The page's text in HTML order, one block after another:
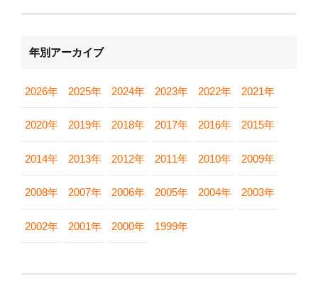
年別アーカイブ
2026年 2025年 2024年 2023年 2022年 2021年
2020年 2019年 2018年 2017年 2016年 2015年
2014年 2013年 2012年 2011年 2010年 2009年
2008年 2007年 2006年 2005年 2004年 2003年
2002年 2001年 2000年 1999年